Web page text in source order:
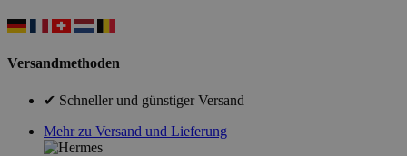
Versandmethoden
✔ Schneller und günstiger Versand
Mehr zu Versand und Lieferung